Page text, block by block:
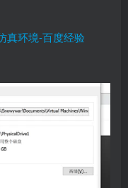
真环境-百度经验